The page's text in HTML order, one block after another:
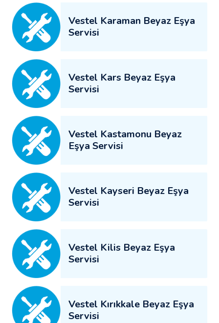
Vestel Karaman Beyaz Eşya
Servisi
Vestel Kars Beyaz Eşya
Servisi
Vestel Kastamonu Beyaz
Eşya Servisi
Vestel Kayseri Beyaz Eşya
Servisi
Vestel Kilis Beyaz Eşya
Servisi
Vestel Kırıkkale Beyaz Eşya
Servisi